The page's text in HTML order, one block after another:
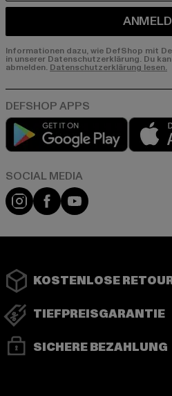
Informationen dazu, wie DefShop mit
in unserer Datenschutzerklärung. Du
abmelden. Datenschutzerklärung lesen.
Play
Instagram
FacebookYouTube
KOSTENLOSE
TIEFPREISGARANTIE
SICHERE BEZAHLUNG